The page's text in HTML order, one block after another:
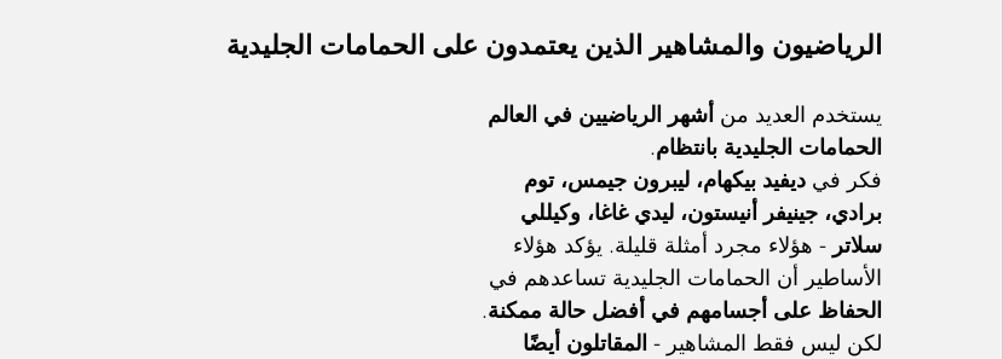
الرياضيون والمشاهير الذين يعتمدون على الحمامات الجليدية
يستخدم العديد من أشهر الرياضيين في العالم
الحمامات الجليدية بانتظام.
فكر في ديفيد بيكهام، ليبرون جيمس، توم
برادي، جينيفر أنيستون، ليدي غاغا، وكيللي
سلاتر - هؤلاء مجرد أمثلة قليلة. يؤكد هؤلاء
الأساطير أن الحمامات الجليدية تساعدهم في
الحفاظ على أجسامهم في أفضل حالة ممكنة.
لكن ليس فقط المشاهير - المقاتلون أيضًا